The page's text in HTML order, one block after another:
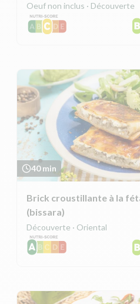
Oeuf non inclus · Découverte
40 min
Brick croustillante à la
(bissara)
Découverte · Oriental